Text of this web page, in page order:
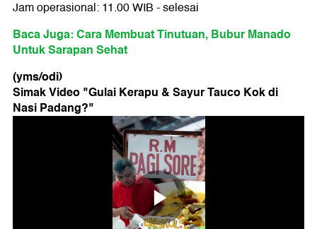
Jam operasional: 11.00 WIB - selesai
Baca Juga: Cara Membuat Tinutuan, Bubur Manado
Untuk Sarapan Sehat
(yms/odi)
Simak Video "Gulai Kerapu & Sayur Tauco Kok di
Nasi Padang?"